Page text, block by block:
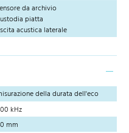
da archivio
piatta
acustica laterale
della durata dell'eco
kHz
mm